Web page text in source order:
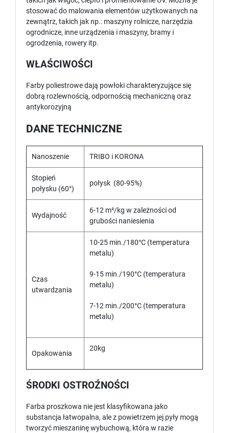
stosować do malowania elementów użytkowanych na
zewnątrz, takich jak np.: maszyny rolnicze, narzędzia
ogrodnicze, inne urządzenia i maszyny, bramy i
ogrodzenia, rowery itp.
WŁAŚCIWOŚCI
Farby poliestrowe dają powłoki charakteryzujące się
dobrą rozlewnością, odpornością mechaniczną oraz
antykorozyjną
DANE TECHNICZNE
Nanoszenie TRIBO i KORONA
Stopień
połysku (60°)
połysk (80-95%)
Wydajność
6-12 m²/kg w zależności od
grubości naniesienia
Czas
utwardzania
10-25 min./180°C (temperatura
metalu)
9-15 min./190°C (temperatura
metalu)
7-12 min./200°C (temperatura
metalu)
Opakowania
20kg
ŚRODKI OSTROŹNOŚCI
Farba proszkowa nie jest klasyfikowana jako
substancja łatwopalna, ale z powietrzem jej pyły mogą
tworzyć mieszaninę wybuchową, która w razie